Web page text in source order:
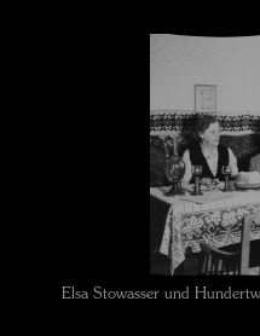
Elsa Stowasser und